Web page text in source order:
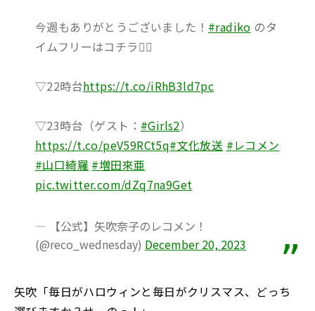
今週もありがとうございました！ #radiko のタ
イムフリーはコチラ💁‍♀️
▽22時台https://t.co/iRhB3ld7pc
▽23時台（ゲスト： #Girls2）
https://t.co/peV59RCt5q#文化放送 #レコメン
#山口綺羅 #増田來亜
pic.twitter.com/dZq7na9Get
— 【公式】矢吹奈子のレコメン！
(@reco_wednesday) December 20, 2023
矢吹「毎日がハロウィンと毎日がクリスマス、どっち